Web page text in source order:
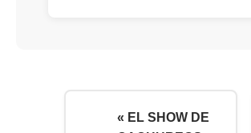
« EL SHOW DE